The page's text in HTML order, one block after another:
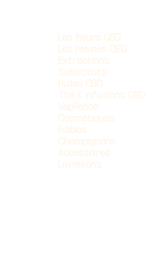
Les fleurs CBD
Les résines CBD
Extractions
Substituts
Huiles CBD
Thé & infusions CBD
VapPeace
Cosmétiques
Edibles
Champignons
Accessoires
Livraisons